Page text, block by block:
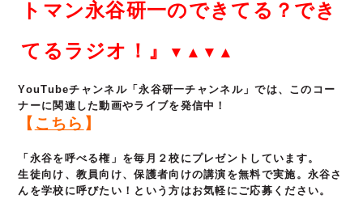
トマン永谷研一のできてる？でき
てるラジオ！』
▼▲▼▲
YouTubeチャンネル「永谷研一チャンネル」では、このコー
ナーに関連した動画やライブを発信中！
【 こちら 】
「永谷を呼べる権」を毎月２校にプレゼントしています。
生徒向け、教員向け、保護者向けの講演を無料で実施。永谷さ
んを学校に呼びたい！という方はお気軽にご応募ください。